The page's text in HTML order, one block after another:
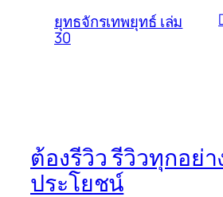
ยุทธจักรเทพยุทธ์ เล่ม
30
ต้องรีวิว รีวิวทุกอย่
ประโยชน์